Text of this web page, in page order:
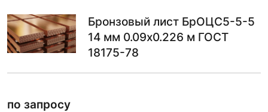
Бронзовый лист БрОЦС5-5-5
14 мм 0.09х0.226 м ГОСТ
18175-78
по запросу